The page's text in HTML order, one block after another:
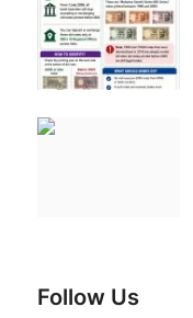
Follow Us